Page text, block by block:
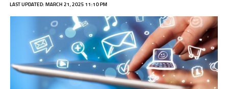
LAST UPDATED: MARCH 21, 2025 11:10 PM